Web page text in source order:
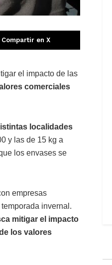
Compartir en X
el impacto de las
comerciales
localidades
y las de 15 kg a
los envases se
empresas
invernal.
mitigar el impacto
los valores